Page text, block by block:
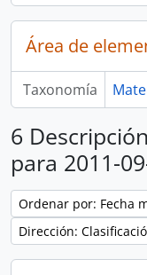
Área de
Taxonomía
6
para 2011-
Ordenar por: Fecha
Dirección: